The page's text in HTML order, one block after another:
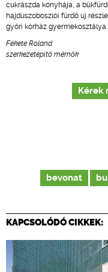
cukrászda konyhája, a
hajdúszoboszlói fürdő új
győri kórház gyermekosztálya.
Fekete Roland
szerkezetépítő mérnök
Kérek
bevonat
KAPCSOLÓDÓ CIKKEK: